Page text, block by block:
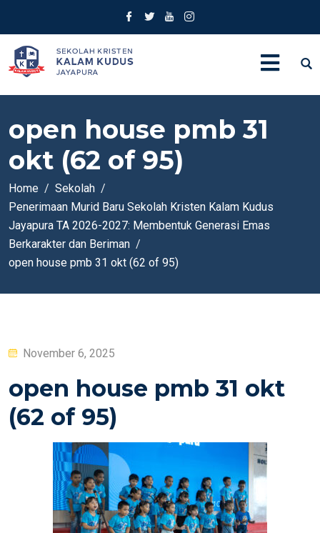
open house pmb 31
okt (62 of 95)
Home
Sekolah
Penerimaan Murid Baru Sekolah Kristen Kalam Kudus
Jayapura TA 2026-2027: Membentuk Generasi Emas
Berkarakter dan Beriman
open house pmb 31 okt (62 of 95)
Posted
November 6, 2025
open house pmb 31 okt
(62 of 95)